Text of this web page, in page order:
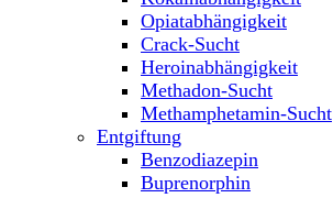
Opiatabhängigkeit
Crack-Sucht
Heroinabhängigkeit
Methadon-Sucht
Methamphetamin-Sucht
Entgiftung
Benzodiazepin
Buprenorphin